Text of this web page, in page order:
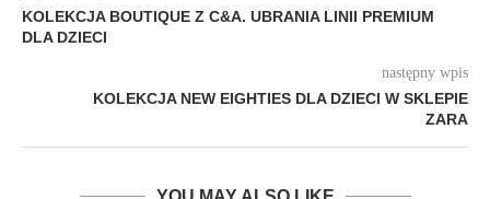
KOLEKCJA BOUTIQUE Z C&A. UBRANIA LINII PREMIUM
DLA DZIECI
następny wpis
KOLEKCJA NEW EIGHTIES DLA DZIECI W SKLEPIE
ZARA